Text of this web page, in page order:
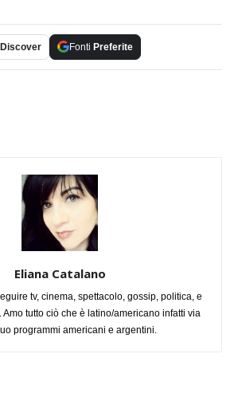
Discover Fonti Preferite
Eliana Catalano
tv, cinema, spettacolo, gossip, politica, e
Amo tutto ciò che è latino/americano infatti via
programmi americani e argentini.